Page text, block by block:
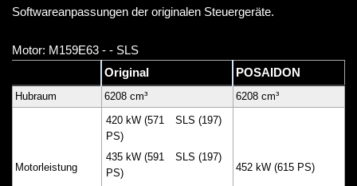
Softwareanpassungen der originalen Steuergeräte.
Motor: M159E63 - - SLS
Original
POSAIDON
Hubraum 6208 cm³ 6208 cm³
Motorleistung
420 kW (571
PS)
SLS (197)
435 kW (591
PS)
SLS (197)
452 kW (615 PS)